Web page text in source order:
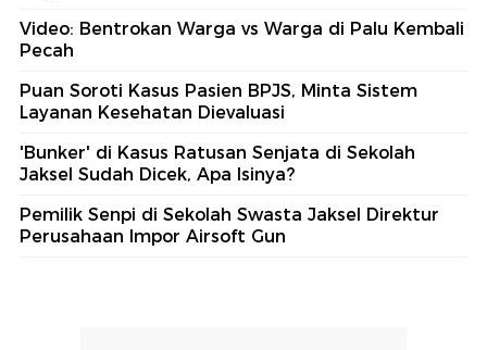
Video: Bentrokan Warga vs Warga di Palu Kembali
Pecah
Puan Soroti Kasus Pasien BPJS, Minta Sistem
Layanan Kesehatan Dievaluasi
'Bunker' di Kasus Ratusan Senjata di Sekolah
Jaksel Sudah Dicek, Apa Isinya?
Pemilik Senpi di Sekolah Swasta Jaksel Direktur
Perusahaan Impor Airsoft Gun